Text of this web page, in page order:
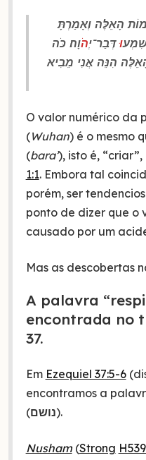
הָאֵלֶּה וְאָמַרְתָּ
וּדְּבַר־יְהֹוָה׃ כֹּה
הִנֵּה אֲנִי מֵבִיא
O valor numérico da
(Wuhan) é o mesmo
(bara’), isto é,
1:1. Embora tal
porém, ser
ponto de dizer que o
causado por um
Mas as descobertas
A palavra
encontrada no
37.
Em Ezequiel 37:5-6
encontramos a
(נושם).
Nusham(Strong